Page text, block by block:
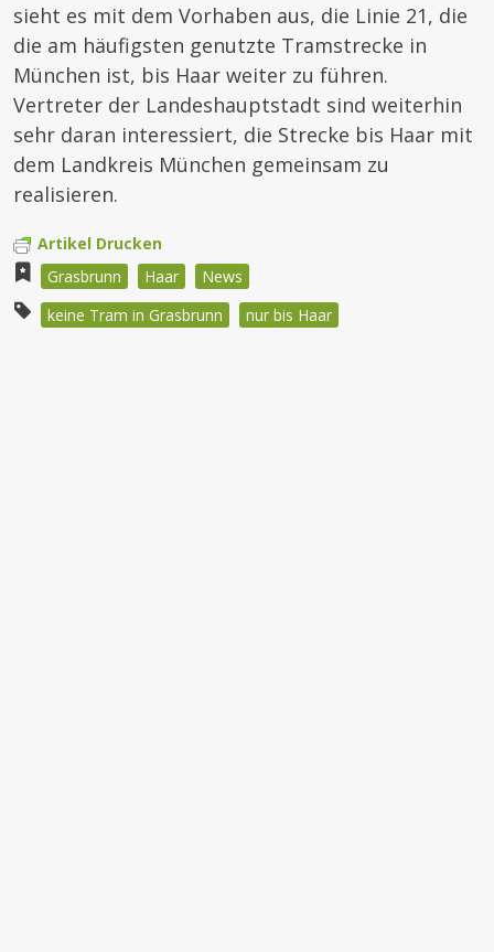
sieht es mit dem Vorhaben aus, die Linie 21, die
die am häufigsten genutzte Tramstrecke in
München ist, bis Haar weiter zu führen.
Vertreter der Landeshauptstadt sind weiterhin
sehr daran interessiert, die Strecke bis Haar mit
dem Landkreis München gemeinsam zu
realisieren.
Artikel Drucken
Grasbrunn
Haar
News
keine Tram in Grasbrunn
nur bis Haar